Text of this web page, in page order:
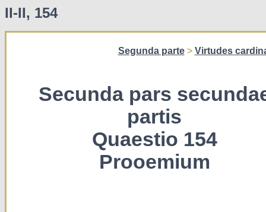
II-II, 154
Segunda parte> Virtudes
Secunda pars
partis
Quaestio 154
Prooemium